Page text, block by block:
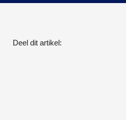
Deel dit artikel: